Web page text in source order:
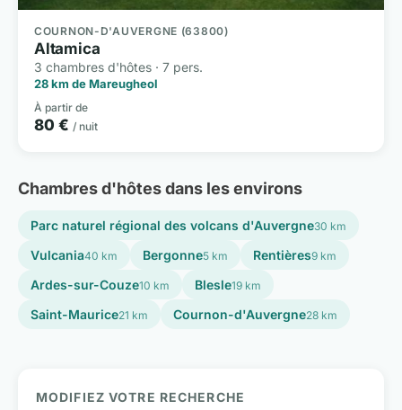
COURNON-D'AUVERGNE (63800)
Altamica
3 chambres d'hôtes · 7 pers.
28 km de Mareugheol
À partir de
80 € / nuit
Chambres d'hôtes dans les environs
Parc naturel régional des volcans d'Auvergne30 km
Vulcania40 km Bergonne5 km Rentières9 km
Ardes-sur-Couze10 km Blesle19 km
Saint-Maurice21 km Cournon-d'Auvergne28 km
MODIFIEZ VOTRE RECHERCHE